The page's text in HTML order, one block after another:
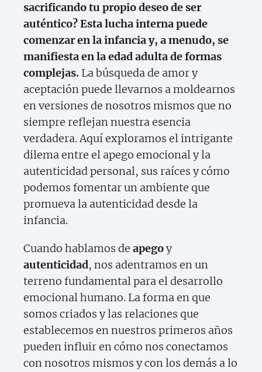
sacrificando tu propio deseo de ser
auténtico? Esta lucha interna puede
comenzar en la infancia y, a menudo, se
manifiesta en la edad adulta de formas
complejas. La búsqueda de amor y
aceptación puede llevarnos a moldearnos
en versiones de nosotros mismos que no
siempre reflejan nuestra esencia
verdadera. Aquí exploramos el intrigante
dilema entre el apego emocional y la
autenticidad personal, sus raíces y cómo
podemos fomentar un ambiente que
promueva la autenticidad desde la
infancia.
Cuando hablamos de apegoy
autenticidad, nos adentramos en un
terreno fundamental para el desarrollo
emocional humano. La forma en que
somos criados y las relaciones que
establecemos en nuestros primeros años
pueden influir en cómo nos conectamos
con nosotros mismos y con los demás a lo